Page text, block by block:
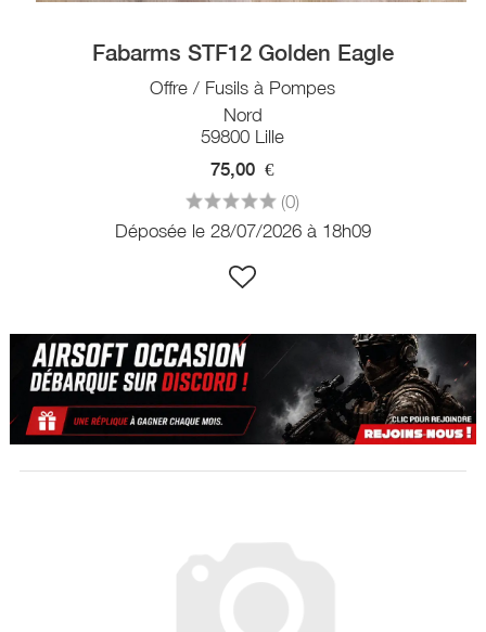
Fabarms STF12 Golden Eagle
Offre / Fusils à Pompes
Nord
59800 Lille
75,00 €
(0)
Déposée le 28/07/2026 à 18h09